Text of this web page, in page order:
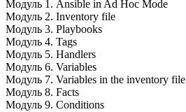
Модуль 1. Ansible in Ad Hoc Mode
Модуль 2. Inventory file
Модуль 3. Playbooks
Модуль 4. Tags
Модуль 5. Handlers
Модуль 6. Variables
Модуль 7. Variables in the inventory file
Модуль 8. Facts
Модуль 9. Conditions